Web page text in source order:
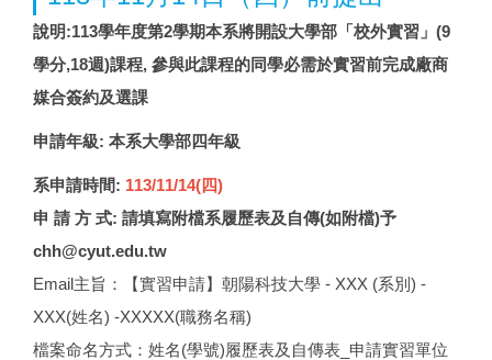
說明:113學年度第2學期本系將開設大學部「校外實習」(9
學分,18週)課程, 參與此課程的同學必需於實習前完成廠商
媒合簽約及選課
申請年級: 本系大學部四年級
系申請時間: 113/11/14(四)
申 請 方 式: 請填寫附檔系履歷表及自傳(如附檔)予
chh@cyut.edu.tw
Email主旨：【實習申請】朝陽科技大學 - XXX (系別) -
XXX(姓名) -XXXXX(職務名稱)
檔案命名方式：姓名(學號)履歷表及自傳表_申請實習單位